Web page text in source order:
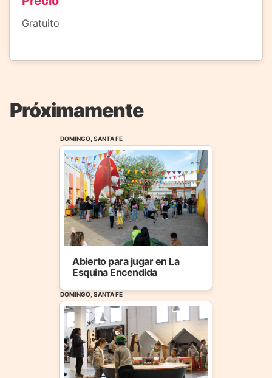
Gratuito
Próximamente
DOMINGO, SANTA FE
Abierto para jugar en La
Esquina Encendida
DOMINGO, SANTA FE